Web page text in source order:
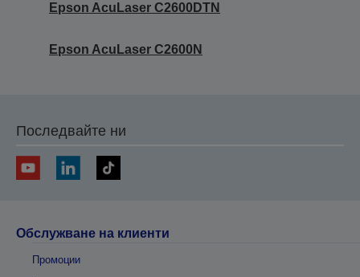
Epson AcuLaser C2600DTN
Epson AcuLaser C2600N
Последвайте ни
Обслужване на клиенти
Промоции